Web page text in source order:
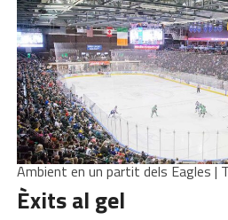
Ambient en un partit dels Eagles |
Èxits al gel